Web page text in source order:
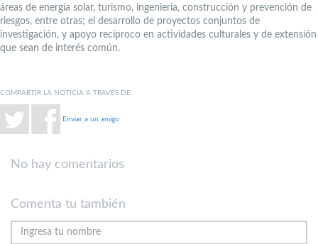
áreas de energía solar, turismo, ingeniería, construcción y prevención de
riesgos, entre otras; el desarrollo de proyectos conjuntos de
investigación, y apoyo recíproco en actividades culturales y de extensión
que sean de interés común.
COMPARTIR LA NOTICIA A TRAVÉS DE:
Enviar a un amigo
No hay comentarios
Comenta tu también